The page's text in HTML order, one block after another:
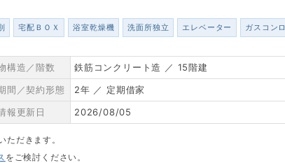
宅配ＢＯＸ 浴室乾燥機 洗面所独立 エレベーター ガスコンロ
構造／階数 鉄筋コンクリート造 ／ 15階建
間／契約形態 2年 ／ 定期借家
報更新日 2026/08/05
だきます。
をご検討ください。